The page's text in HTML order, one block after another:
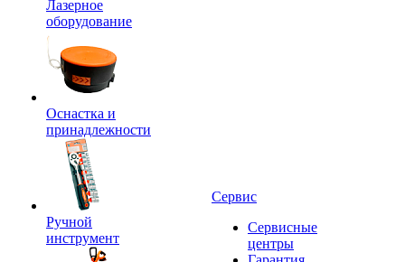
Лазерное
оборудование
Оснастка и
принадлежности
Ручной
инструмент
Сервис
Сервисные
центры